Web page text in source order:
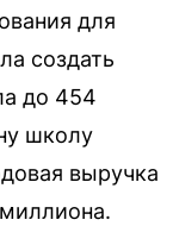
для
создать
до 454
школу
выручка